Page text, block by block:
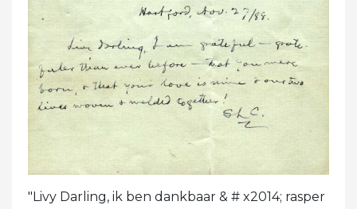
"Livy Darling, ik ben dankbaar & # x2014; rasper